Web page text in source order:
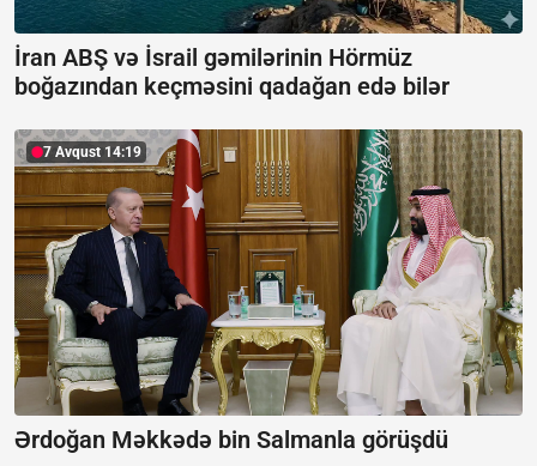
İran ABŞ və İsrail gəmilərinin Hörmüz
boğazından keçməsini qadağan edə bilər
7 Avqust 14:19
Ərdoğan Məkkədə bin Salmanla görüşdü